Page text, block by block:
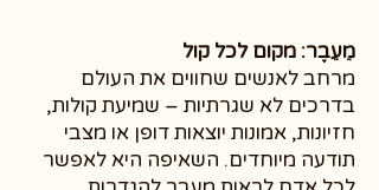
מֵעֵבֶר: מקום לכל קול
מרחב לאנשים שחווים את העולם
בדרכים לא שגרתיות – שמיעת קולות,
חזיונות, אמונות יוצאות דופן או מצבי
תודעה מיוחדים. השאיפה היא לאפשר